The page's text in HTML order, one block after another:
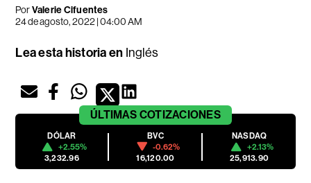
PorValerie Cifuentes
24 de agosto, 2022 | 04:00 AM
Lea esta historia en Inglés
ÚLTIMAS COTIZACIONES
DÓLAR
+2.55%
3,232.96
BVC
-0.62%
16,120.00
NASDAQ
+2.13%
25,913.90